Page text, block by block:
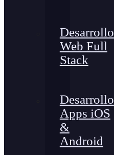
Desarrollo
Web Full
Stack
Desarrollo
Apps iOS
&
Android